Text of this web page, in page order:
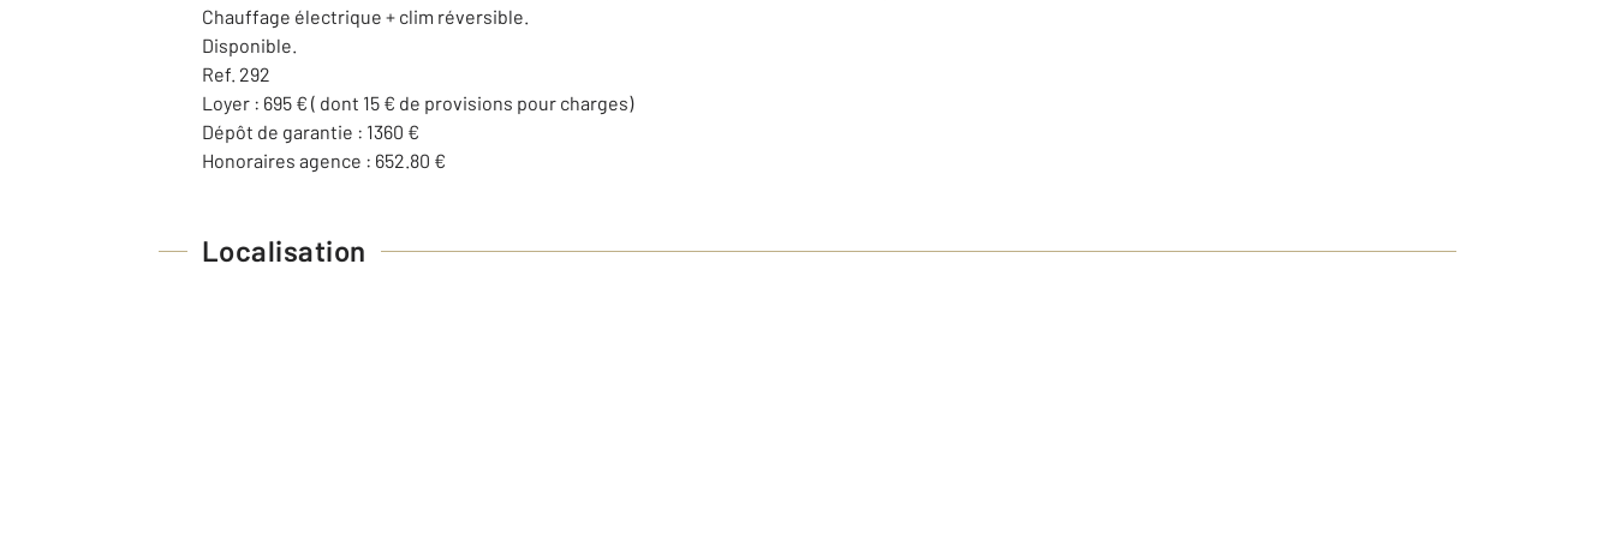
Chauffage électrique + clim réversible.
Disponible.
Ref. 292
Loyer : 695 € ( dont 15 € de provisions pour charges)
Dépôt de garantie : 1360 €
Honoraires agence : 652.80 €
Localisation